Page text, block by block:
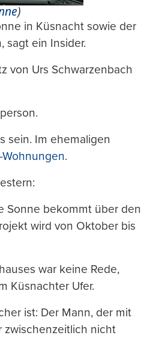
)
in Küsnacht sowie der
sagt ein Insider.
von Urs Schwarzenbach
sein. Im ehemaligen
.
Sonne bekommt über den
wird von Oktober bis
war keine Rede,
Küsnachter Ufer.
ist: Der Mann, der mit
zwischenzeitlich nicht